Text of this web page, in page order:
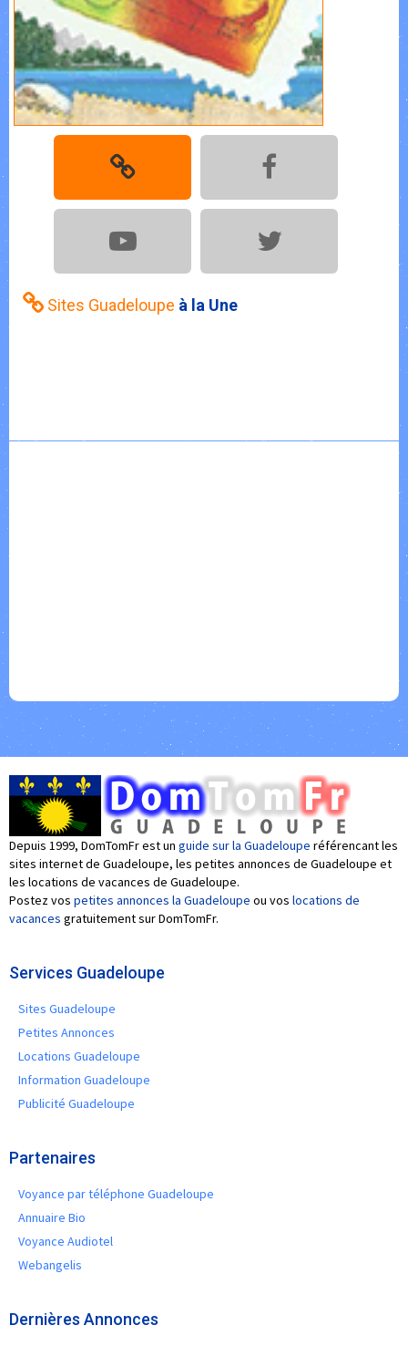
Sites Guadeloupe à la Une
Depuis 1999, DomTomFr est un guide sur la Guadeloupe référencant les
sites internet de Guadeloupe, les petites annonces de Guadeloupe et
les locations de vacances de Guadeloupe.
Postez vos petites annonces la Guadeloupe ou vos locations de
vacances gratuitement sur DomTomFr.
Services Guadeloupe
Sites Guadeloupe
Petites Annonces
Locations Guadeloupe
Information Guadeloupe
Publicité Guadeloupe
Partenaires
Voyance par téléphone Guadeloupe
Annuaire Bio
Voyance Audiotel
Webangelis
Dernières Annonces